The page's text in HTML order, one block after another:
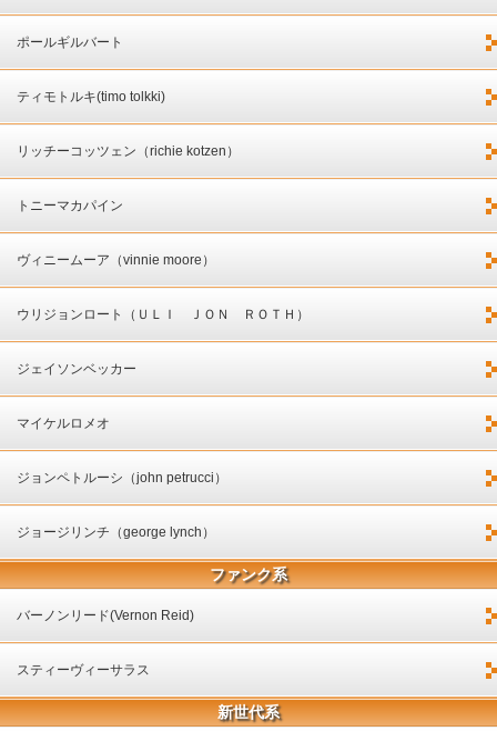
ポールギルバート
ティモトルキ(timo tolkki)
リッチーコッツェン（richie kotzen）
トニーマカパイン
ヴィニームーア（vinnie moore）
ウリジョンロート（ＵＬＩ ＪＯＮ ＲＯＴＨ）
ジェイソンベッカー
マイケルロメオ
ジョンペトルーシ（john petrucci）
ジョージリンチ（george lynch）
ファンク系
バーノンリード(Vernon Reid)
スティーヴィーサラス
新世代系